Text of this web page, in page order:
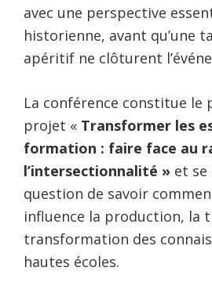
avec une perspective
historienne, avant qu’une
apéritif ne clôturent
La conférence constitue le
projet « Transformer les
formation : faire face au
l’intersectionnalité » et se
question de savoir
influence la production, la
transformation des
hautes écoles.